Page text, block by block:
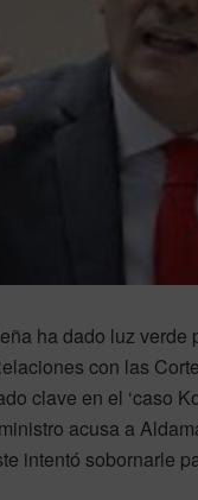
ha dado luz
con las
clave en el ‘caso
acusa a
intentó sobornarle